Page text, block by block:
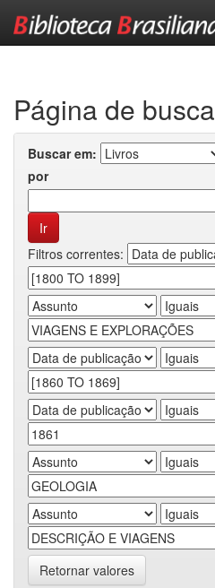
Página de busca
Buscar em:
por
Filtros correntes:
Retornar valores